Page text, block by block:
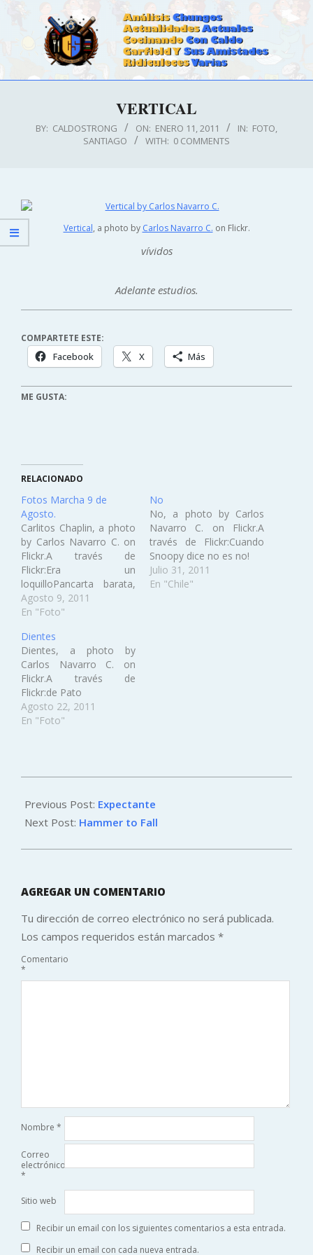
CALDOSTRONG.COM
VERTICAL
BY: CALDOSTRONG ON: ENERO 11, 2011 IN: FOTO
SANTIAGO
WITH: 0 COMMENTS
Vertical, a photo by Carlos Navarro C. on Flickr.
vívidos
Adelante estudios.
COMPARTETE ESTE:
Facebook X Más
ME GUSTA:
RELACIONADO
Fotos Marcha 9 de
Agosto.
Carlitos Chaplin, a photo
by Carlos Navarro C. on
Flickr.A través de
Flickr:Era un
loquilloPancarta barata,
a photo by Carlos
Navarro C. on Flickr.A
panfleto nunca.Ni uno ni
lo otro..., a photo by
Carlos Navarro C. on
Flickr.A través de
Flickr:Amén.Globos
armados, a photo by
Carlos Navarro…
Agosto 9, 2011
En "Foto"
No
No, a photo by Carlos
Navarro C. on Flickr.A
través de Flickr:Cuando
Snoopy dice no es no!
Julio 31, 2011
En "Chile"
Dientes
Dientes, a photo by
Carlos Navarro C. on
Flickr.A través de
Flickr:de Pato
Agosto 22, 2011
En "Foto"
01-
11
Previous Post: Expectante
Next Post: Hammer to Fall
AGREGAR UN COMENTARIO
Tu dirección de correo electrónico no será publicada.
Los campos requeridos están marcados *
Comentario
*
Nombre *
Correo
electrónico
*
Sitio web
Recibir un email con los siguientes comentarios a esta entrada.
Recibir un email con cada nueva entrada.